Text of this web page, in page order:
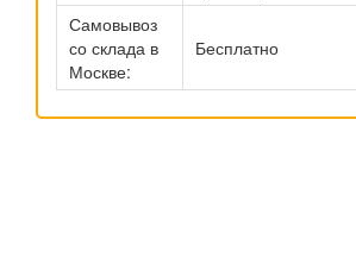
Самовывоз
со склада в
Москве:
Бесплатно